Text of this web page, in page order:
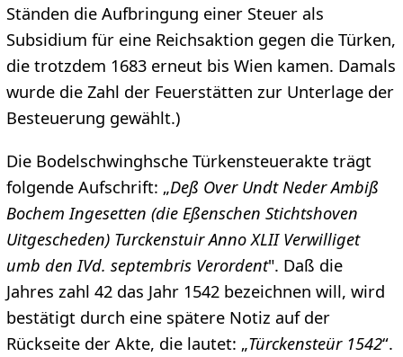
Ständen die Aufbringung einer Steuer als
Subsidium für eine Reichsaktion gegen die Türken,
die trotzdem 1683 erneut bis Wien kamen. Damals
wurde die Zahl der Feuerstätten zur Unterlage der
Besteuerung gewählt.)
Die Bodelschwinghsche Türkensteuerakte trägt
folgende Aufschrift: „Deß Over Undt Neder Ambiß
Bochem Ingesetten (die Eßenschen Stichtshoven
Uitgescheden) Turckenstuir Anno XLII Verwilliget
umb den IVd. septembris Verordent". Daß die
Jahres­ zahl 42 das Jahr 1542 bezeichnen will, wird
bestätigt durch eine spätere Notiz auf der
Rückseite der Akte, die lautet: „Türckensteür 1542“.